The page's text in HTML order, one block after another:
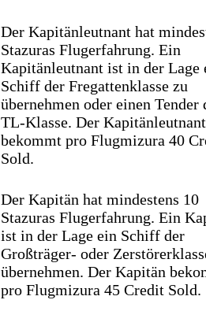
Der Kapitänleutnant hat
Stazuras Flugerfahrung. Ein
Kapitänleutnant ist in der Lage
Schiff der Fregattenklasse zu
übernehmen oder einen Tender
TL-Klasse. Der Kapitänleutnant
bekommt pro Flugmizura 40
Sold.
Der Kapitän hat mindestens 10
Stazuras Flugerfahrung. Ein
ist in der Lage ein Schiff der
Großträger- oder
übernehmen. Der Kapitän
pro Flugmizura 45 Credit Sold.